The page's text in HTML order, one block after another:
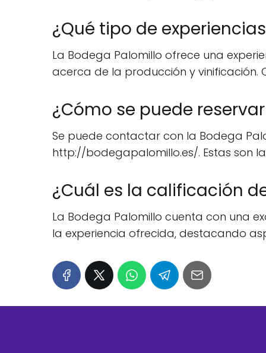
¿Qué tipo de
La Bodega Palomillo ofrece una
acerca de la producción y vinificación.
¿Cómo se puede
Se puede contactar con la Bodega
http://bodegapalomillo.es/. Estas son
¿Cuál es la calificación
La Bodega Palomillo cuenta con una
la experiencia ofrecida, destacando